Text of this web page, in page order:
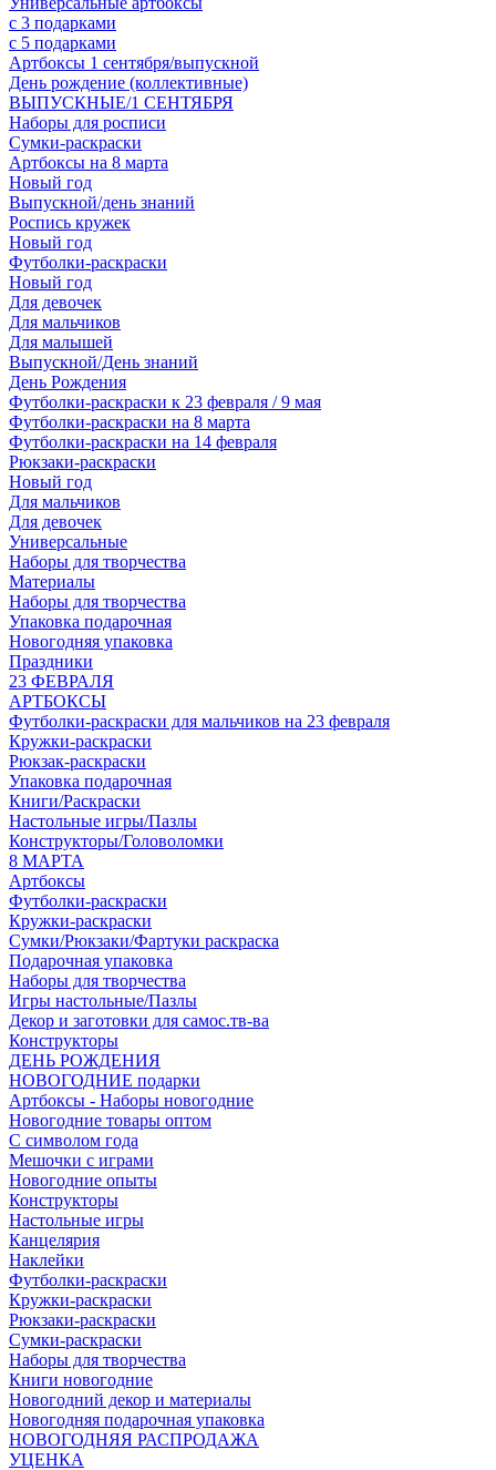
с 3 подарками
с 5 подарками
Артбоксы 1 сентября/выпускной
День рождение (коллективные)
ВЫПУСКНЫЕ/1 СЕНТЯБРЯ
Наборы для росписи
Сумки-раскраски
Артбоксы на 8 марта
Новый год
Выпускной/день знаний
Роспись кружек
Новый год
Футболки-раскраски
Новый год
Для девочек
Для мальчиков
Для малышей
Выпускной/День знаний
День Рождения
Футболки-раскраски к 23 февраля / 9 мая
Футболки-раскраски на 8 марта
Футболки-раскраски на 14 февраля
Рюкзаки-раскраски
Новый год
Для мальчиков
Для девочек
Универсальные
Наборы для творчества
Материалы
Наборы для творчества
Упаковка подарочная
Новогодняя упаковка
Праздники
23 ФЕВРАЛЯ
АРТБОКСЫ
Футболки-раскраски для мальчиков на 23 февраля
Кружки-раскраски
Рюкзак-раскраски
Упаковка подарочная
Книги/Раскраски
Настольные игры/Пазлы
Конструкторы/Головоломки
8 МАРТА
Артбоксы
Футболки-раскраски
Кружки-раскраски
Сумки/Рюкзаки/Фартуки раскраска
Подарочная упаковка
Наборы для творчества
Игры настольные/Пазлы
Декор и заготовки для самос.тв-ва
Конструкторы
ДЕНЬ РОЖДЕНИЯ
НОВОГОДНИЕ подарки
Артбоксы - Наборы новогодние
Новогодние товары оптом
С символом года
Мешочки с играми
Новогодние опыты
Конструкторы
Настольные игры
Канцелярия
Наклейки
Футболки-раскраски
Кружки-раскраски
Рюкзаки-раскраски
Сумки-раскраски
Наборы для творчества
Книги новогодние
Новогодний декор и материалы
Новогодняя подарочная упаковка
НОВОГОДНЯЯ РАСПРОДАЖА
УЦЕНКА